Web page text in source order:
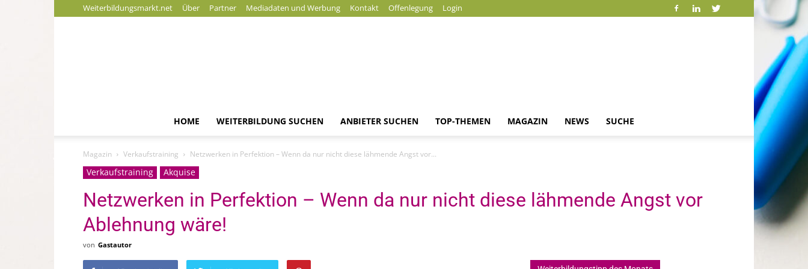
Weiterbildungsmarkt.net Über Partner Mediadaten und Werbung Kontakt Offenlegung Login
HOME WEITERBILDUNG SUCHEN ANBIETER SUCHEN TOP-THEMEN MAGAZIN NEWS SUCHE
Magazin Verkaufstraining Netzwerken in Perfektion – Wenn da nur nicht diese lähmende Angst vor...
Verkaufstraining Akquise
Netzwerken in Perfektion – Wenn da nur nicht diese lähmende Angst vor
Ablehnung wäre!
von Gastautor